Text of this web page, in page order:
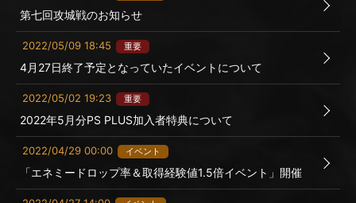
第七回攻城戦のお知らせ
2022/05/09 18:45 重要
4月27日終了予定となっていたイベントについて
2022/05/02 19:23 重要
2022年5月分PS PLUS加入者特典について
2022/04/29 00:00 イベント
「エネミードロップ率＆取得経験値1.5倍イベント」開催